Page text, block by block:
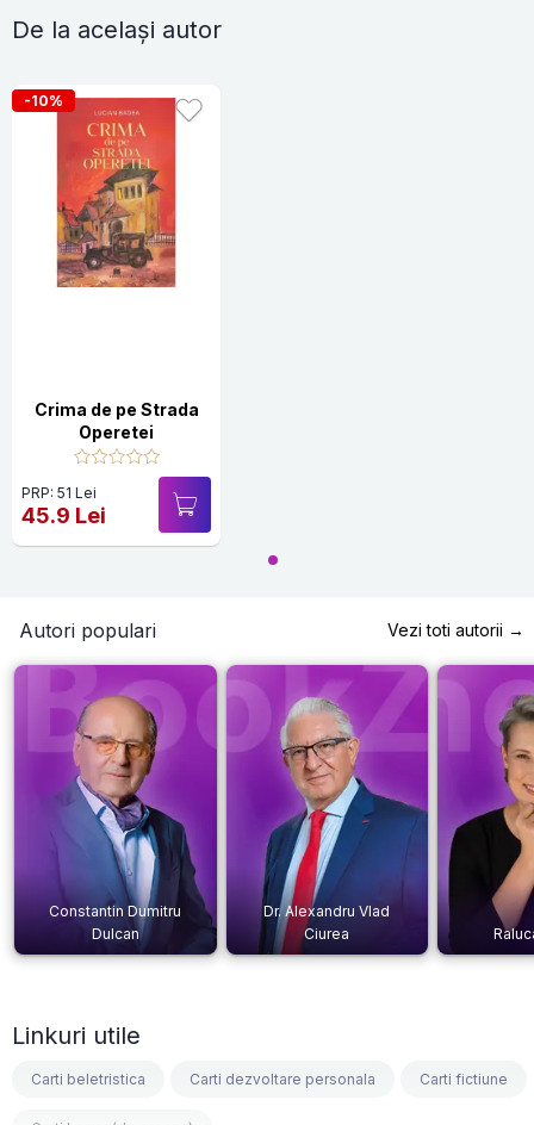
De la același autor
-10%
Crima de pe Strada
Operetei
PRP: 51 Lei
45.9 Lei
Autori populari Vezi toti autorii →
Constantin Dumitru
Dulcan
Dr. Alexandru Vlad
Ciurea
Linkuri utile
Carti beletristica Carti dezvoltare personala Carti fictiune